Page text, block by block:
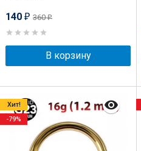
140 ₽ 360₽
В корзину
Хит!
-79%